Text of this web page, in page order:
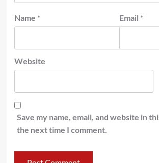
Name * Email *
Website
Save my name, email, and website in
the next time I comment.